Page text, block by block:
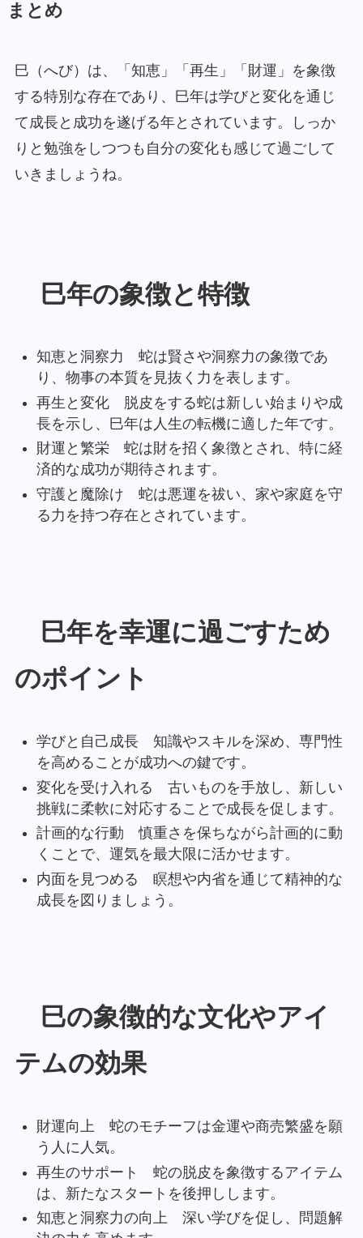
まとめ
巳（へび）は、「知恵」「再生」「財運」を象徴
する特別な存在であり、巳年は学びと変化を通じ
て成長と成功を遂げる年とされています。しっか
りと勉強をしつつも自分の変化も感じて過ごして
いきましょうね。
巳年の象徴と特徴
知恵と洞察力 蛇は賢さや洞察力の象徴であ
り、物事の本質を見抜く力を表します。
再生と変化 脱皮をする蛇は新しい始まりや成
長を示し、巳年は人生の転機に適した年です。
財運と繁栄 蛇は財を招く象徴とされ、特に経
済的な成功が期待されます。
守護と魔除け 蛇は悪運を祓い、家や家庭を守
る力を持つ存在とされています。
巳年を幸運に過ごすため
のポイント
学びと自己成長 知識やスキルを深め、専門性
を高めることが成功への鍵です。
変化を受け入れる 古いものを手放し、新しい
挑戦に柔軟に対応することで成長を促します。
計画的な行動 慎重さを保ちながら計画的に動
くことで、運気を最大限に活かせます。
内面を見つめる 瞑想や内省を通じて精神的な
成長を図りましょう。
巳の象徴的な文化やアイ
テムの効果
財運向上 蛇のモチーフは金運や商売繁盛を願
う人に人気。
再生のサポート 蛇の脱皮を象徴するアイテム
は、新たなスタートを後押しします。
知恵と洞察力の向上 深い学びを促し、問題解